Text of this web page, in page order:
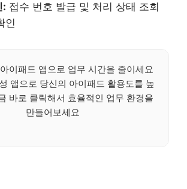
: 접수 번호 발급 및 처리 상태 조회
인
아이패드 앱으로 업무 시간을 줄이세요
앱으로 당신의 아이패드 활용도를 높
바로 클릭해서 효율적인 업무 환경을
만들어보세요